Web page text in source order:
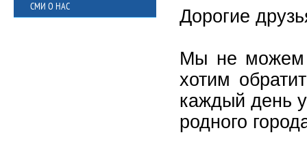
СМИ О НАС
Дорогие
Мы не можем
хотим
каждый день
родного